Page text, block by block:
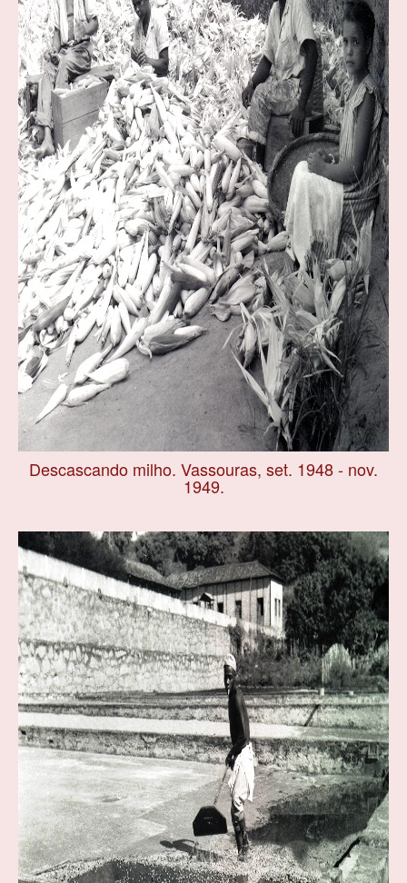
Descascando milho. Vassouras, set. 1948 - nov.
1949.